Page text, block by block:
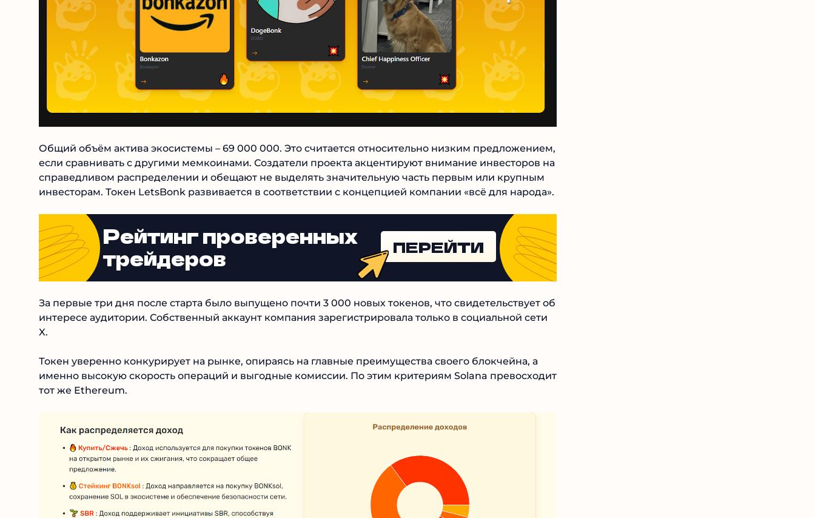
Общий объём актива экосистемы – 69 000 000. Это считается относительно низким
предложением, если сравнивать с другими мемкоинами. Создатели проекта акцентируют
внимание инвесторов на справедливом распределении и обещают не выделять значительную
часть первым или крупным инвесторам. Токен LetsBonk развивается в соответствии с
Рейтинг проверенных
трейдеров
ПЕРЕЙТИ
За первые три дня после старта было выпущено почти 3 000 новых токенов, что свидетельствует
об интересе аудитории. Собственный аккаунт компания зарегистрировала только в социальной
Токен уверенно конкурирует на рынке, опираясь на главные преимущества своего блокчейна, а
именно высокую скорость операций и выгодные комиссии. По этим критериям Solana